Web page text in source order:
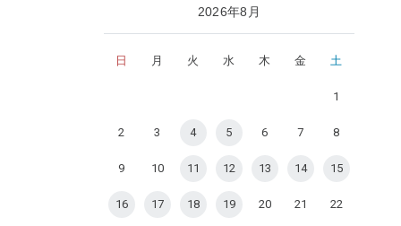
2026年8月
日 月 火 水 木 金 土
1
2 3 4 5 6 7 8
9 10 11 12 13 14 15
16 17 18 19 20 21 22